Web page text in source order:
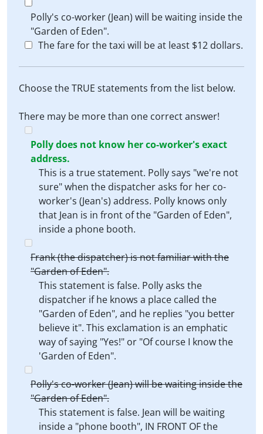
Polly's co-worker (Jean) will be waiting inside the
"Garden of Eden".
The fare for the taxi will be at least $12 dollars.
Choose the TRUE statements from the list below.
There may be more than one correct answer!
Polly does not know her co-worker's exact
address.
This is a true statement. Polly says "we're not
sure" when the dispatcher asks for her co-
worker's (Jean's) address. Polly knows only
that Jean is in front of the "Garden of Eden",
inside a phone booth.
Frank (the dispatcher) is not familiar with the
"Garden of Eden".
This statement is false. Polly asks the
dispatcher if he knows a place called the
"Garden of Eden", and he replies "you better
believe it". This exclamation is an emphatic
way of saying "Yes!" or "Of course I know the
'Garden of Eden".
Polly's co-worker (Jean) will be waiting inside the
"Garden of Eden".
This statement is false. Jean will be waiting
inside a "phone booth", IN FRONT OF the